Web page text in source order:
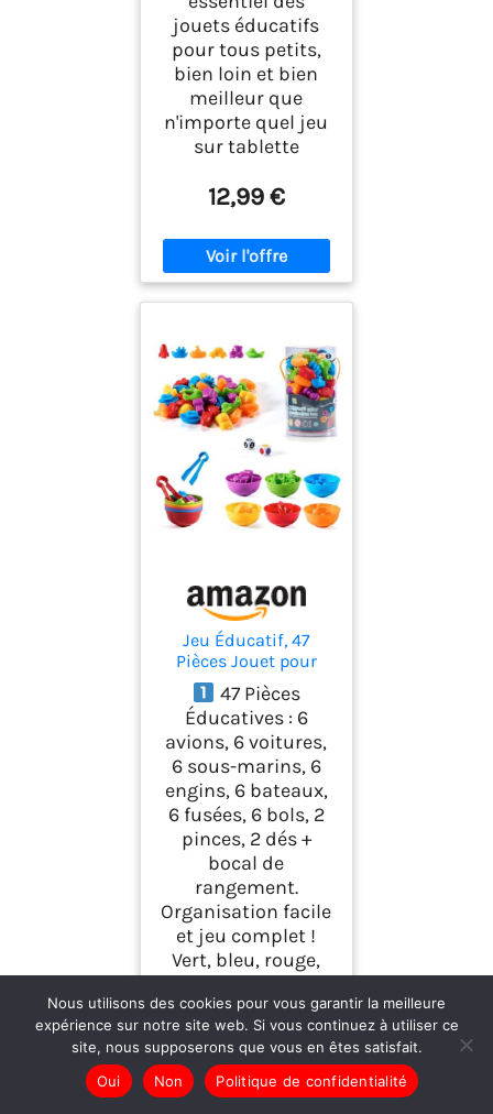
jouets éducatifs
pour tous petits,
bien loin et bien
meilleur que
n'importe quel jeu
sur tablette
12,99 €
Jeu Éducatif, 47
Pièces Jouet pour
Comptage et Tri Jeu
Educatif Motricité,
Jouet Montessori 2-6
Ans sans BPA,
Apprentissage
Formes et
Motricité(Couleur
Aléatoire)
47 Pièces
Éducatives : 6
avions, 6 voitures,
6 sous-marins, 6
engins, 6 bateaux,
6 fusées, 6 bols, 2
pinces, 2 dés +
bocal de
rangement.
Organisation facile
et jeu complet !
Vert, bleu, rouge,
violet 6 couleurs
sont distribuées
aléatoirement.
Apprentissage
Ludique :
Nous utilisons des cookies pour vous garantir la meilleure
expérience sur notre site web. Si vous continuez à utiliser ce
site, nous supposerons que vous en êtes satisfait.
Oui
Non Politique de confidentialité